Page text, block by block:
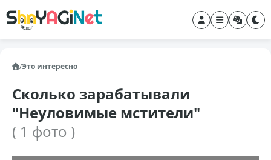
/Это интересно
Сколько зарабатывали
"Неуловимые мстители"
( 1 фото )